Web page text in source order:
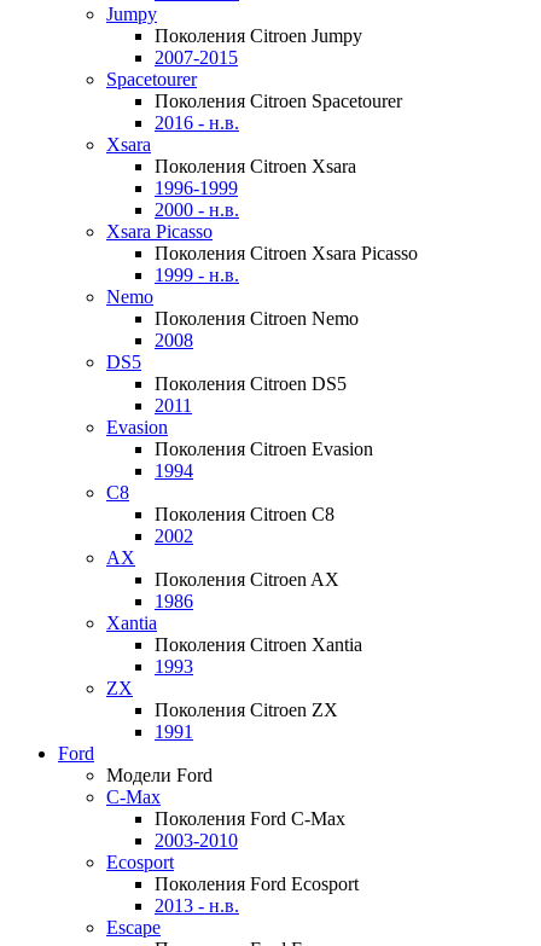
Jumpy
Поколения Citroen Jumpy
2007-2015
Spacetourer
Поколения Citroen Spacetourer
2016 - н.в.
Xsara
Поколения Citroen Xsara
1996-1999
2000 - н.в.
Xsara Picasso
Поколения Citroen Xsara Picasso
1999 - н.в.
Nemo
Поколения Citroen Nemo
2008
DS5
Поколения Citroen DS5
2011
Evasion
Поколения Citroen Evasion
1994
C8
Поколения Citroen C8
2002
AX
Поколения Citroen AX
1986
Xantia
Поколения Citroen Xantia
1993
ZX
Поколения Citroen ZX
1991
Ford
Модели Ford
C-Max
Поколения Ford C-Max
2003-2010
Ecosport
Поколения Ford Ecosport
2013 - н.в.
Escape